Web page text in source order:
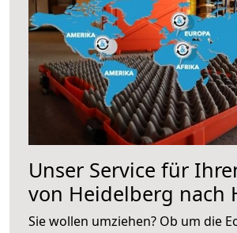
Unser Service für
von Heidelberg nach
Sie wollen umziehen? Ob um die